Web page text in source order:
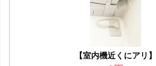
【室内機近くにアリ】